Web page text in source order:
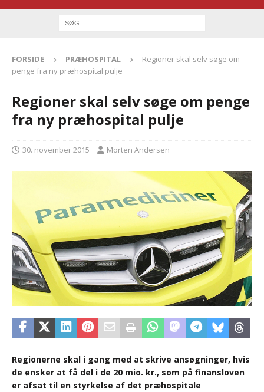
FORSIDE PRÆHOSPITAL
Regioner skal selv søge om
penge fra ny præhospital pulje
Regioner skal selv søge om penge
fra ny præhospital pulje
30. november 2015 Morten Andersen
Regionerne skal i gang med at skrive ansøgninger, hvis
de ønsker at få del i de 20 mio. kr., som på finansloven
er afsat til en styrkelse af det præhospitale